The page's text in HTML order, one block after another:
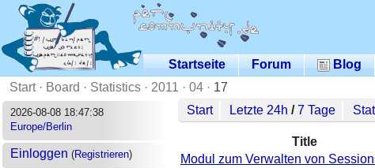
Startseite Forum Blog
Start· Board · Statistics · 2011 · 04 · 17
2026-08-08 18:47:38
Europe/Berlin
Einloggen (Registrieren)
Start Letzte 24h /7 Tage
Title
Modul zum Verwalten von